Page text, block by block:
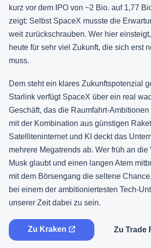
kurz vor dem IPO von ~2 Bio. auf 1,77
zeigt: Selbst SpaceX musste die
weit zurückschrauben. Wer hier
heute für sehr viel Zukunft, die sich erst
muss.
Dem steht ein klares Zukunftspotenzial
Starlink verfügt SpaceX über ein real
Geschäft, das die Raumfahrt-Ambitionen
mit der Kombination aus günstigen
Satelliteninternet und KI deckt das
mehrere Megatrends ab. Wer früh an
Musk glaubt und einen langen Atem
mit dem Börsengang die seltene
bei einem der ambitioniertesten Tech-
unserer Zeit dabei zu sein.
Zu Kraken Zu Trade